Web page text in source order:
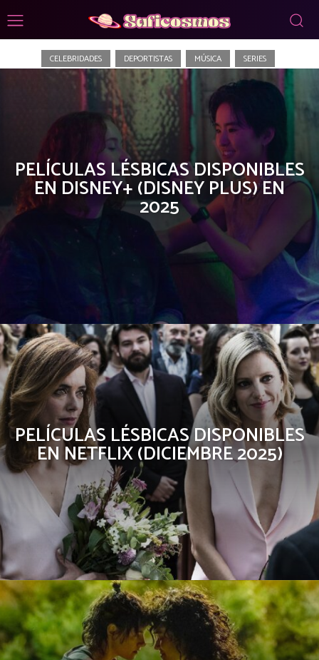
Cine
CELEBRIDADES DEPORTISTAS MÚSICA SERIES
PELÍCULAS LÉSBICAS DISPONIBLES
EN DISNEY+ (DISNEY PLUS) EN
2025
PELÍCULAS LÉSBICAS DISPONIBLES
EN NETFLIX (DICIEMBRE 2025)